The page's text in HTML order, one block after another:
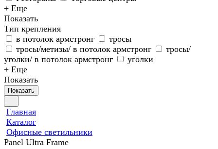
+ Еще
Показать
Тип крепления
в потолок армстронг
тросы
тросы/метизы/ в потолок армстронг
тросы/
уголки/ в потолок армстронг
уголки
+ Еще
Показать
Показать
Главная
Каталог
Офисные светильники
Panel Ultra Frame